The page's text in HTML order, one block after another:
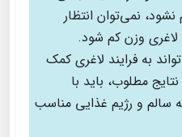
نمی‌توان انتظار
وزن کم شود.
به فرایند لاغری کمک
مطلوب، باید با
سالم و رژیم غذایی مناسب